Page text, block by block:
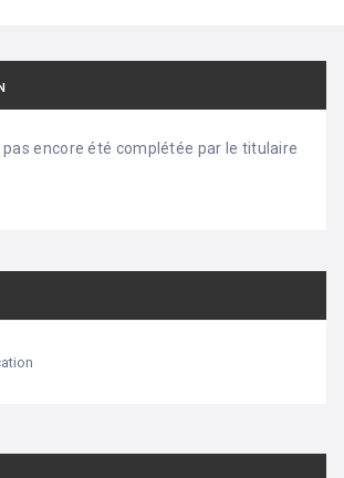
pas encore été complétée par le titulaire